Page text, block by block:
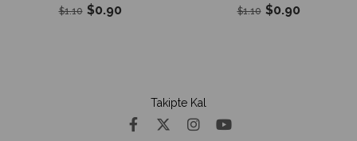
$0.90
$1.10 $0.90
$1.10
Takipte Kal